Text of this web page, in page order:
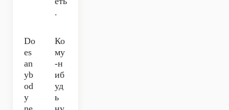
.
Do
es
an
yb
od
y
Ко
му
-н
иб
уд
ь